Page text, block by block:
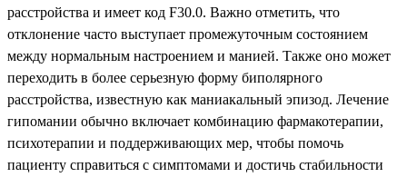
расстройства и имеет код F30.0. Важно отметить, что
отклонение часто выступает промежуточным состоянием
между нормальным настроением и манией. Также оно может
переходить в более серьезную форму биполярного
расстройства, известную как маниакальный эпизод. Лечение
гипомании обычно включает комбинацию фармакотерапии,
психотерапии и поддерживающих мер, чтобы помочь
пациенту справиться с симптомами и достичь стабильности